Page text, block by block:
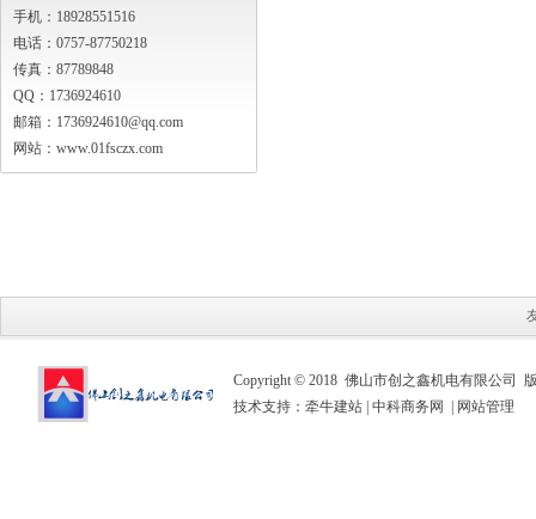
手机：18928551516
电话：0757-87750218
传真：87789848
QQ：1736924610
邮箱：1736924610@qq.com
网站：www.01fsczx.com
Copyright © 2018 佛山市创之鑫机电有限公司
技术支持： 牵牛建站 中科商务网 网站管理